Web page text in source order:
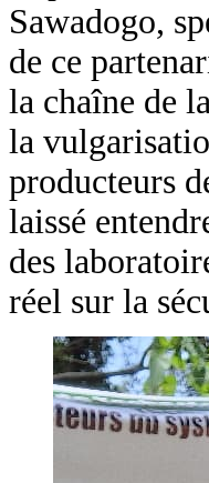
Sawadogo,
de ce
la chaîne de
la
producteurs
laissé
des
réel sur la